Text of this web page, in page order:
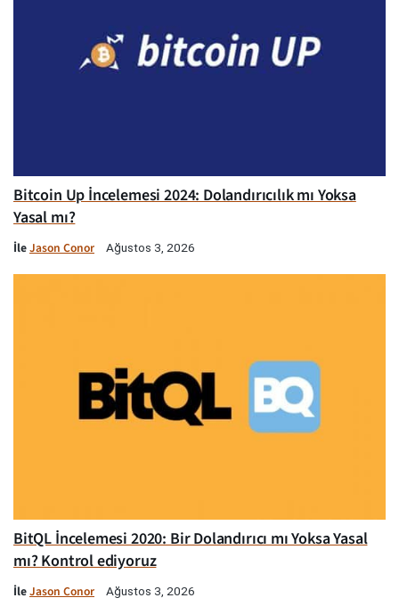
Bitcoin Up İncelemesi 2024: Dolandırıcılık mı Yoksa
Yasal mı?
İleJason Conor Ağustos 3, 2026
BitQL İncelemesi 2020: Bir Dolandırıcı mı Yoksa Yasal
mı? Kontrol ediyoruz
İleJason Conor Ağustos 3, 2026